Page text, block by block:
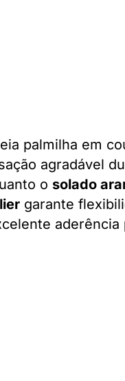
palmilha em
agradável
o solado
garante
aderência